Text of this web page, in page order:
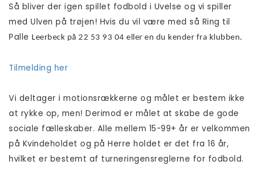
Så bliver der igen spillet fodbold i Uvelse og vi spiller
med Ulven på trøjen! Hvis du vil være med så Ring til
Palle Leerbeck på 22 53 93 04 eller en du kender fra klubben.
Tilmelding her
Vi deltager i motionsrækkerne og målet er bestem ikke
at rykke op, men! Derimod er målet at skabe de gode
sociale fælleskaber. Alle mellem 15-99+ år er velkommen
på Kvindeholdet og på Herre holdet er det fra 16 år,
hvilket er bestemt af turneringensreglerne for fodbold.